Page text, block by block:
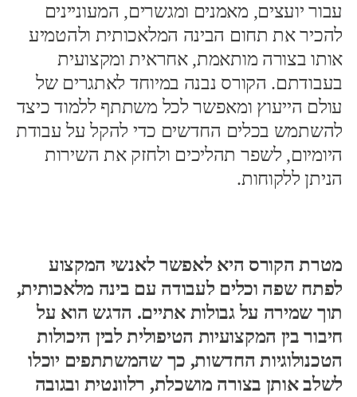
עבור יועצים, מאמנים ומגשרים, המעוניינים
להכיר את תחום הבינה המלאכותית ולהטמיע
אותו בצורה מותאמת, אחראית ומקצועית
בעבודתם. הקורס נבנה במיוחד לאתגרים של
עולם הייעוץ ומאפשר לכל משתתף ללמוד כיצד
להשתמש בכלים החדשים כדי להקל על עבודת
היומיום, לשפר תהליכים ולחזק את השירות
הניתן ללקוחות.
מטרת הקורס היא לאפשר לאנשי המקצוע
לפתח שפה וכלים לעבודה עם בינה מלאכותית,
תוך שמירה על גבולות אתיים. הדגש הוא על
חיבור בין המקצועיות הטיפולית לבין היכולות
הטכנולוגיות החדשות, כך שהמשתתפים יוכלו
לשלב אותן בצורה מושכלת, רלוונטית ובגובה